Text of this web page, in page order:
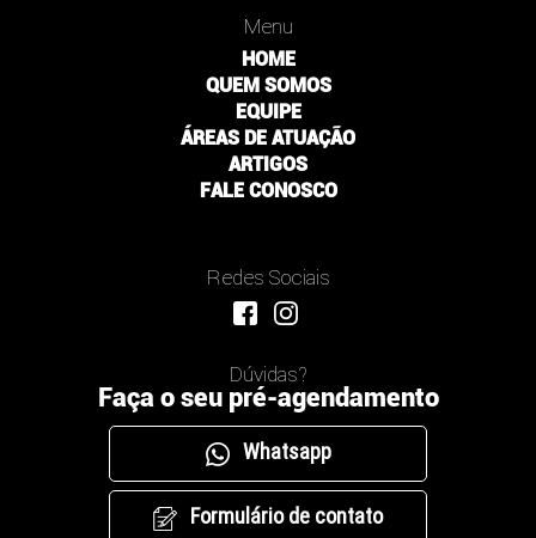
Menu
HOME
QUEM SOMOS
EQUIPE
ÁREAS DE ATUAÇÃO
ARTIGOS
FALE CONOSCO
Redes Sociais
Dúvidas?
Faça o seu pré-agendamento
Whatsapp
Formulário de contato